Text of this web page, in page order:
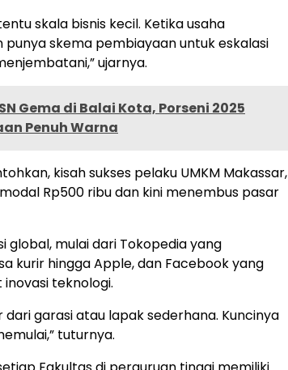
skala bisnis kecil. Ketika usaha
skema pembiayaan untuk eskalasi
ujarnya.
Gema di Balai Kota, Porseni 2025
Penuh Warna
kisah sukses pelaku UMKM Makassar,
Rp500 ribu dan kini menembus pasar
global, mulai dari Tokopedia yang
kurir hingga Apple, dan Facebook yang
teknologi.
dari garasi atau lapak sederhana. Kuncinya
tuturnya.